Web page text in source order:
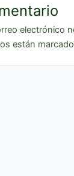
electrónico
están